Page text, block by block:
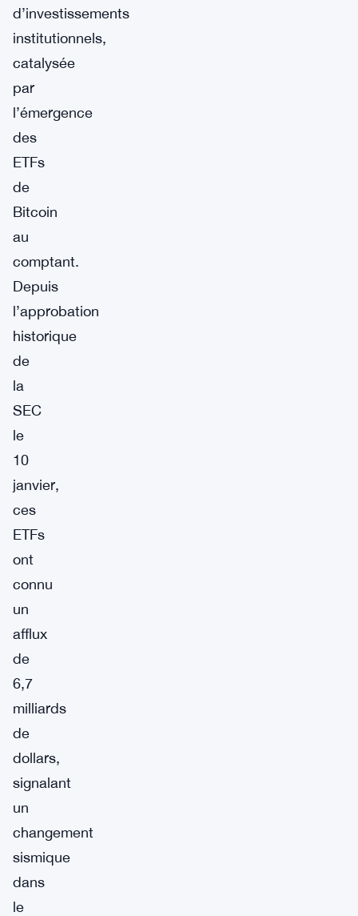
d’investissements
institutionnels,
catalysée
par
l’émergence
des
ETFs
de
Bitcoin
au
comptant.
Depuis
l’approbation
historique
de
la
SEC
le
10
janvier,
ces
ETFs
ont
connu
un
afflux
de
6,7
milliards
de
dollars,
signalant
un
changement
sismique
dans
le